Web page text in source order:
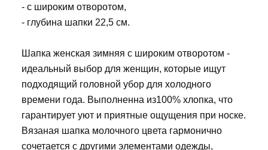
- с широким отворотом,
- глубина шапки 22,5 см.
Шапка женская зимняя с широким отворотом -
идеальный выбор для женщин, которые ищут
подходящий головной убор для холодного
времени года. Выполненна из100% хлопка, что
гарантирует уют и приятные ощущения при носке.
Вязаная шапка молочного цвета гармонично
сочетается с другими элементами одежды,